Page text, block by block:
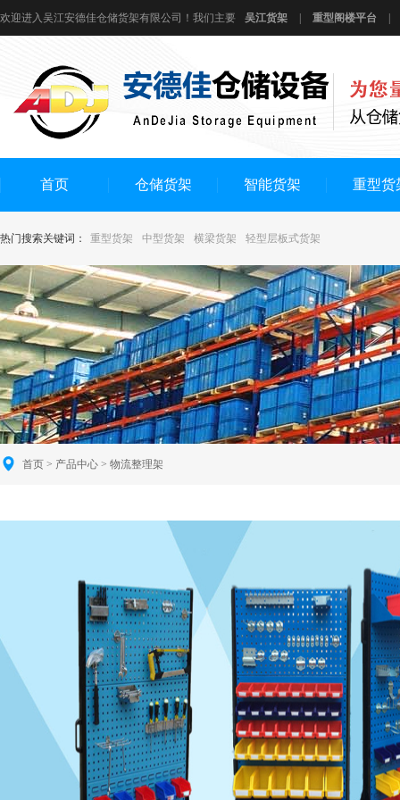
欢迎进入吴江安德佳仓储货架有限公司！我们主要 吴江货架 重型阁楼平台
首页 仓储货架 智能货架 重型货
热门搜索关键词： 重型货架 中型货架 横梁货架 轻型层板式货架
首页 > 产品中心 > 物流整理架